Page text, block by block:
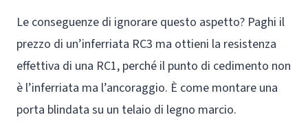
Le conseguenze di ignorare questo aspetto? Paghi il
prezzo di un’inferriata RC3 ma ottieni la resistenza
effettiva di una RC1, perché il punto di cedimento non
è l’inferriata ma l’ancoraggio. È come montare una
porta blindata su un telaio di legno marcio.